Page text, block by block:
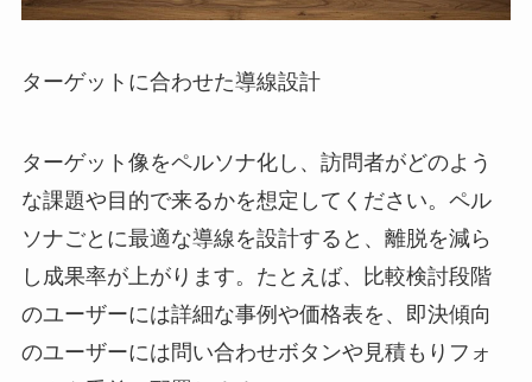
ターゲットに合わせた導線設計
ターゲット像をペルソナ化し、訪問者がどのよう
な課題や目的で来るかを想定してください。ペル
ソナごとに最適な導線を設計すると、離脱を減ら
し成果率が上がります。たとえば、比較検討段階
のユーザーには詳細な事例や価格表を、即決傾向
のユーザーには問い合わせボタンや見積もりフォ